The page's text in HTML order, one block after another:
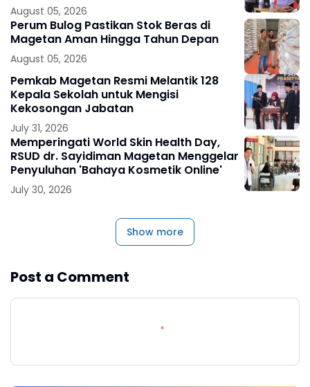
August 05, 2026
Perum Bulog Pastikan Stok Beras di
Magetan Aman Hingga Tahun Depan
August 05, 2026
Pemkab Magetan Resmi Melantik 128
Kepala Sekolah untuk Mengisi
Kekosongan Jabatan
July 31, 2026
Memperingati World Skin Health Day,
RSUD dr. Sayidiman Magetan Menggelar
Penyuluhan 'Bahaya Kosmetik Online'
July 30, 2026
Show more
Post a Comment